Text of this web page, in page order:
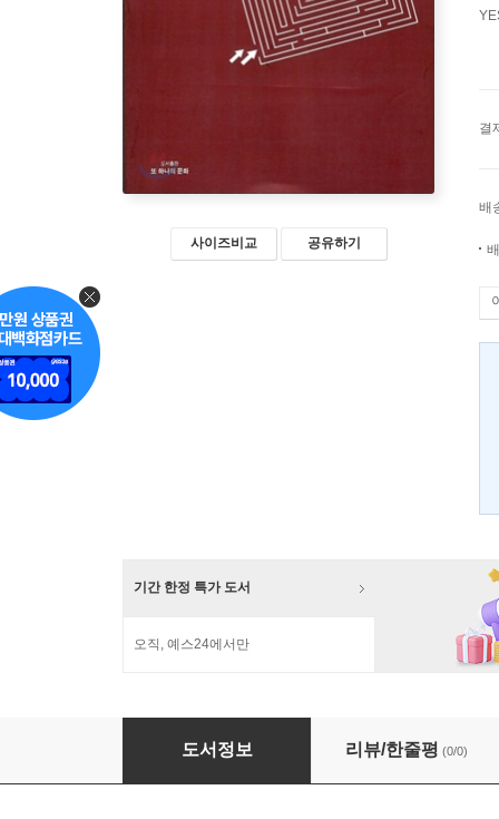
사이즈비교 공유하기
결
배
기간 한정 특가 도서
오직, 예스24에서만
통일된 땅에서 더불어 사는 연습
도서정보 리뷰/한줄평 (0/0)